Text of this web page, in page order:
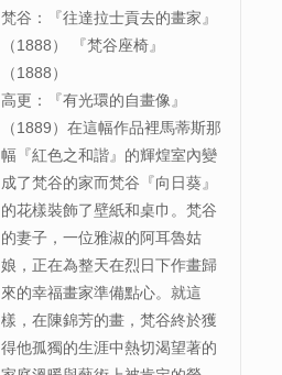
梵谷：『往達拉士貢去的畫家』
（1888） 『梵谷座椅』
（1888）
高更：『有光環的自畫像』
（1889）在這幅作品裡馬蒂斯那
幅『紅色之和諧』的輝煌室內變
成了梵谷的家而梵谷『向日葵』
的花樣裝飾了壁紙和桌巾。梵谷
的妻子，一位雅淑的阿耳魯姑
娘，正在為整天在烈日下作畫歸
來的幸福畫家準備點心。就這
樣，在陳錦芳的畫，梵谷終於獲
得他孤獨的生涯中熱切渴望著的